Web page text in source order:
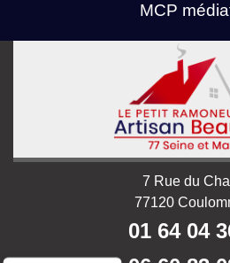
MCP
7 Rue du
77120
01 64 04